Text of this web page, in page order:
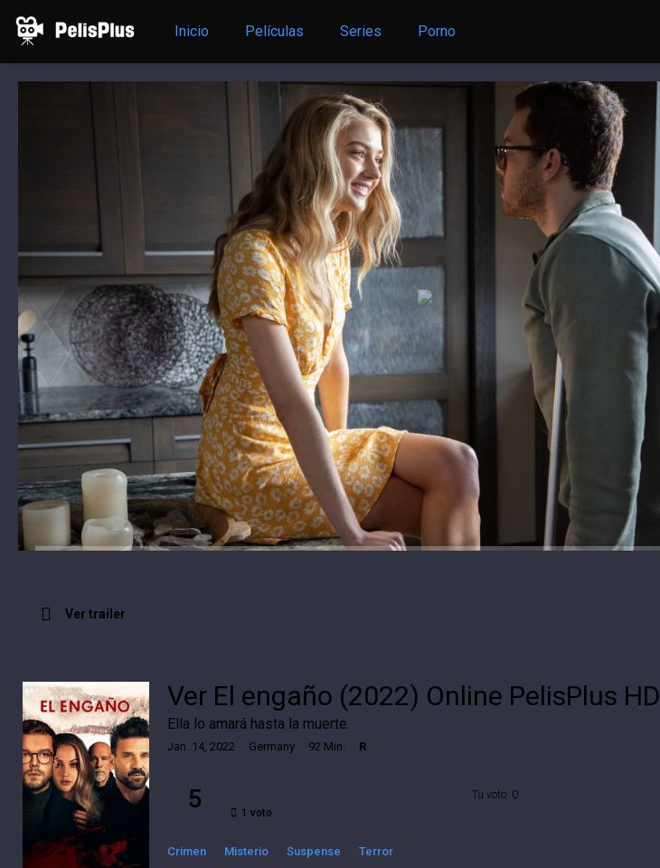
Inicio Películas Series Porno
Ver trailer
Ver El engaño (2022) Online PelisPlus HD
Ella lo amará hasta la muerte.
Jan. 14, 2022 Germany 92 Min. R
Tu voto: 0
5 1 voto
Crimen Misterio Suspense Terror